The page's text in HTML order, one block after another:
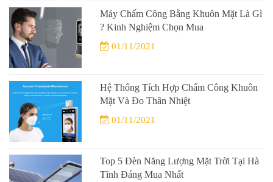
Máy Chấm Công Bằng Khuôn Mặt Là Gì
? Kinh Nghiệm Chọn Mua
01/11/2021
Hệ Thống Tích Hợp Chấm Công Khuôn
Mặt Và Đo Thân Nhiệt
01/11/2021
Top 5 Đèn Năng Lượng Mặt Trời Tại Hà
Tĩnh Đáng Mua Nhất